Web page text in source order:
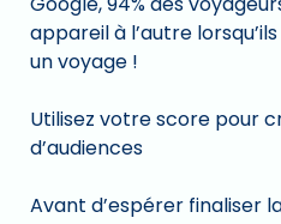
appareil à l’autre
un voyage !
Utilisez votre score pour
d’audiences
Avant d’espérer finaliser